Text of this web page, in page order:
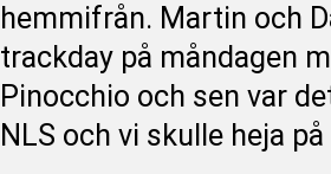
hemmifrån. Martin och
trackday på måndagen
Pinocchio och sen var
NLS och vi skulle heja